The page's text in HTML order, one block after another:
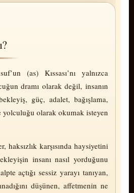
(as) Kıssası’nı yalnızca
dramı olarak değil, insanın
güç, adalet, bağışlama,
yolculuğu olarak okumak isteyen
haksızlık karşısında haysiyetini
insanı nasıl yorduğunu
açtığı sessiz yarayı tanıyan,
düşünen, affetmenin ne